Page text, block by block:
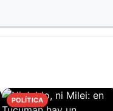
POLÍTICA